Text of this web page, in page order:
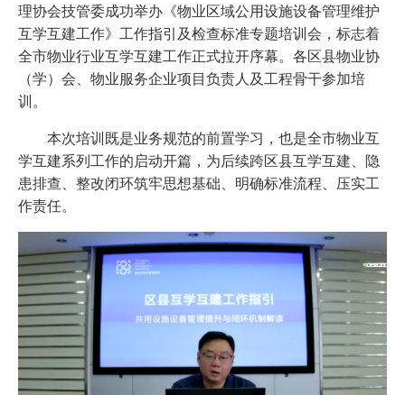
理协会技管委成功举办《物业区域公用设施设备管理维护
互学互建工作》工作指引及检查标准专题培训会，标志着
全市物业行业互学互建工作正式拉开序幕。各区县物业协
（学）会、物业服务企业项目负责人及工程骨干参加培
训。
本次培训既是业务规范的前置学习，也是全市物业互
学互建系列工作的启动开篇，为后续跨区县互学互建、隐
患排查、整改闭环筑牢思想基础、明确标准流程、压实工
作责任。